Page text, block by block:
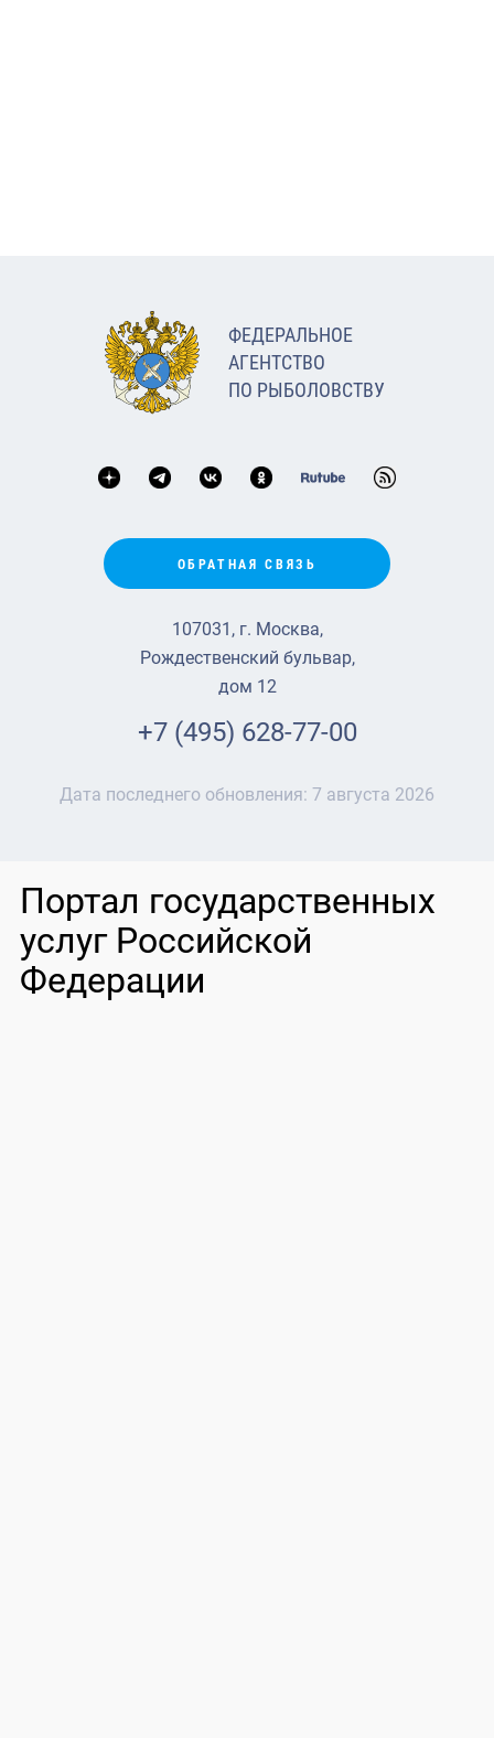
ФЕДЕРАЛЬНОЕ
АГЕНТСТВО
ПО РЫБОЛОВСТВУ
ОБРАТНАЯ СВЯЗЬ
107031, г. Москва,
Рождественский бульвар,
дом 12
+7 (495) 628-77-00
Дата последнего обновления: 7 августа 2026
Портал государственных
услуг Российской
Федерации